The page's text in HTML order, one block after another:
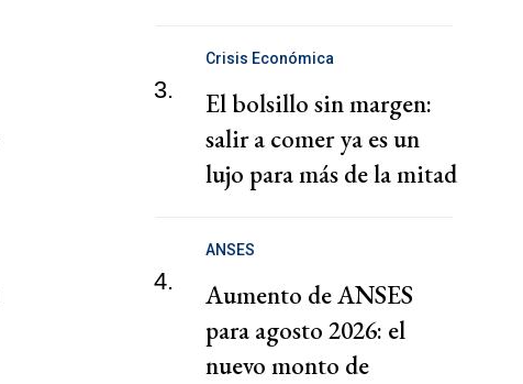
3.
Crisis Económica
El bolsillo sin margen:
salir a comer ya es un
lujo para más de la mitad
4.
ANSES
Aumento de ANSES
para agosto 2026: el
nuevo monto de